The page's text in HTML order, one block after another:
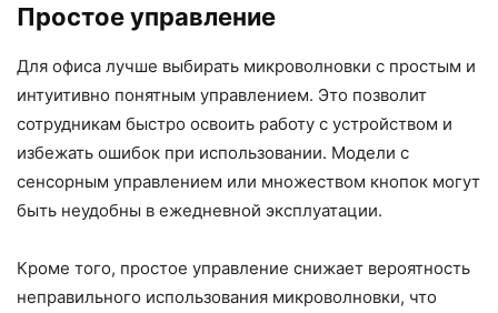
Простое управление
Для офиса лучше выбирать микроволновки с простым и
интуитивно понятным управлением. Это позволит
сотрудникам быстро освоить работу с устройством и
избежать ошибок при использовании. Модели с
сенсорным управлением или множеством кнопок могут
быть неудобны в ежедневной эксплуатации.
Кроме того, простое управление снижает вероятность
неправильного использования микроволновки, что